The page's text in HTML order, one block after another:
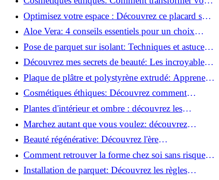
routine beauté!
Optimisez votre espace : Découvrez ce placard sous
rampant à portes coulissantes!
Aloe Vera: 4 conseils essentiels pour un choix
parfait!
Pose de parquet sur isolant: Techniques et astuces
pour un sol parfait!
Découvrez mes secrets de beauté: Les incroyables
vertus du raisin!
Plaque de plâtre et polystyrène extrudé: Apprenez
à les coller efficacement!
Cosmétiques éthiques: Découvrez comment
transformer votre routine beauté!
Plantes d'intérieur et ombre : découvrez les
meilleures pour votre maison !
Marchez autant que vous voulez: découvrez
pourquoi c'est bénéfique!
Beauté régénérative: Découvrez l'ère
révolutionnaire de la cosmétique verte!
Comment retrouver la forme chez soi sans risque
de blessure: Techniques et conseils sûrs!
Installation de parquet: Découvrez les règles